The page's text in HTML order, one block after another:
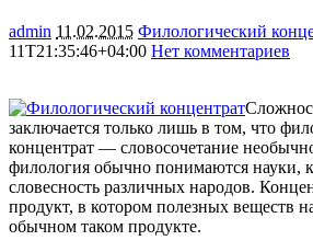
admin 11.02.2015 Филологический
11T21:35:46+04:00 Нет комментариев
заключается только лишь в том, что
концентрат — словосочетание
филология обычно понимаются науки,
словесность различных народов.
продукт, в котором полезных веществ
обычном таком продукте.